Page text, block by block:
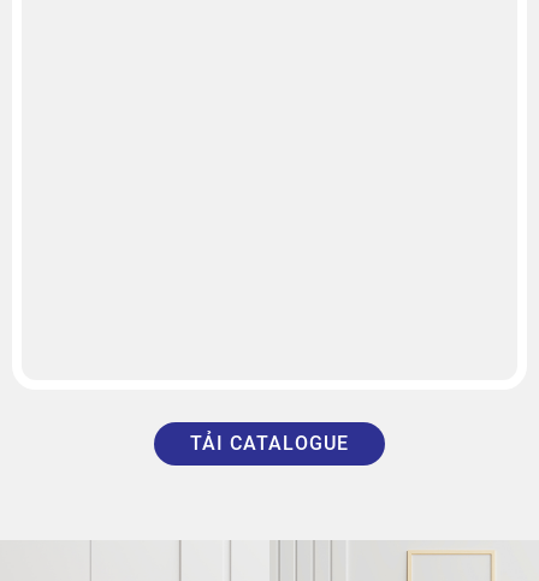
TẢI CATALOGUE